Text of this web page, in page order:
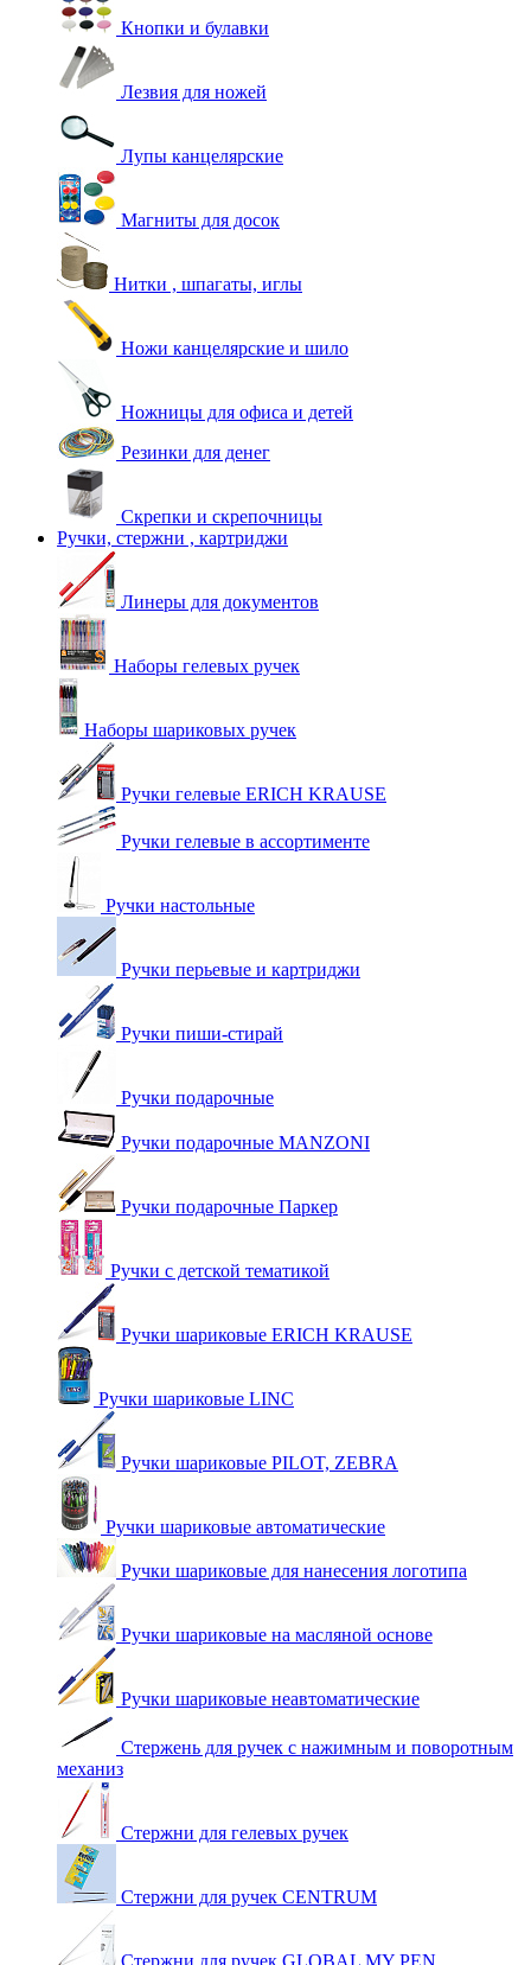
Кнопки и булавки
Лезвия для ножей
Лупы канцелярские
Магниты для досок
Нитки , шпагаты, иглы
Ножи канцелярские и шило
Ножницы для офиса и детей
Резинки для денег
Скрепки и скрепочницы
Ручки, стержни , картриджи
Линеры для документов
Наборы гелевых ручек
Наборы шариковых ручек
Ручки гелевые ERICH KRAUSE
Ручки гелевые в ассортименте
Ручки настольные
Ручки перьевые и картриджи
Ручки пиши-стирай
Ручки подарочные
Ручки подарочные MANZONI
Ручки подарочные Паркер
Ручки с детской тематикой
Ручки шариковые ERICH KRAUSE
Ручки шариковые LINC
Ручки шариковые PILOT, ZEBRA
Ручки шариковые автоматические
Ручки шариковые для нанесения логотипа
Ручки шариковые на масляной основе
Ручки шариковые неавтоматические
Стержень для ручек с нажимным и поворотным
механиз
Стержни для гелевых ручек
Стержни для ручек CENTRUM
Стержни для ручек GLOBAL MY PEN